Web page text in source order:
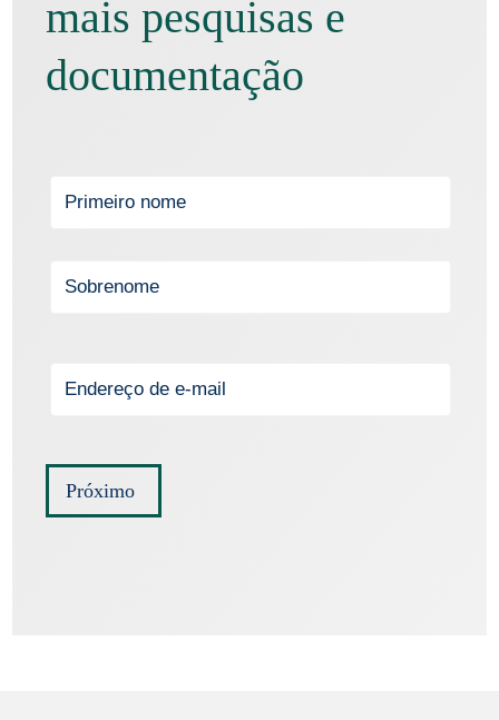
mais pesquisas e
documentação
Próximo